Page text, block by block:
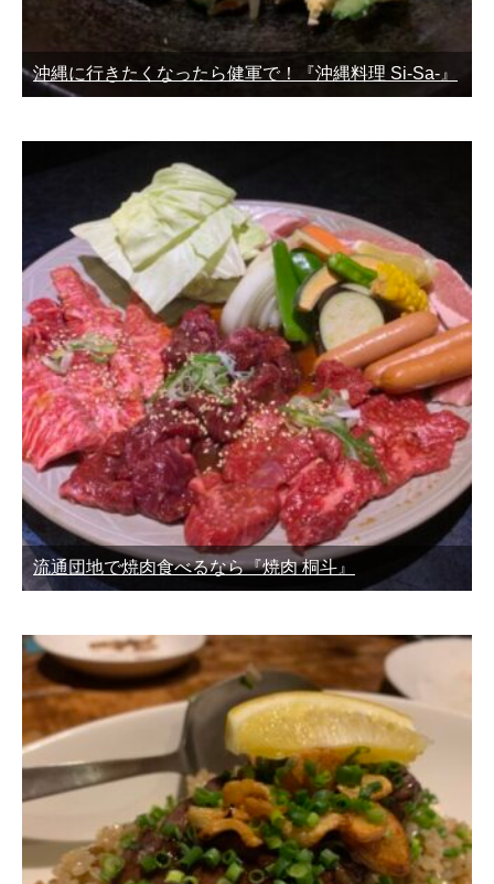
沖縄に行きたくなったら健軍で！『沖縄料理 Si-Sa-』
流通団地で焼肉食べるなら『焼肉 桐斗』